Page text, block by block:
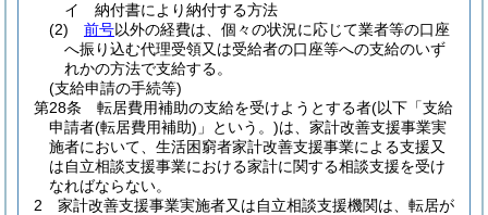
イ
納付書により納付する方法
(2)
前号以外の経費は、個々の状況に応じて業者等の口座
へ振り込む代理受領又は受給者の口座等への支給のいず
れかの方法で支給する。
(支給申請の手続等)
第28条
転居費用補助の支給を受けようとする者(以下「支給
申請者(転居費用補助) 」という。)は、家計改善支援事業実
施者において、生活困窮者家計改善支援事業による支援又
は自立相談支援事業における家計に関する相談支援を受け
なればならない。
2
家計改善支援事業実施者又は自立相談支援機関は、転居が